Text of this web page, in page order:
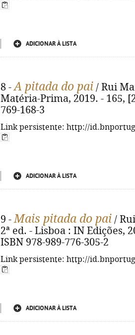
ADICIONAR À LISTA
8 -A pitada do pai / Rui
Matéria-Prima, 2019. - 165,
769-168-3
Link persistente: http://
ADICIONAR À LISTA
9 -Mais pitada do pai /
2ª ed. - Lisboa : IN Edições,
ISBN 978-989-776-305-2
Link persistente: http://
ADICIONAR À LISTA